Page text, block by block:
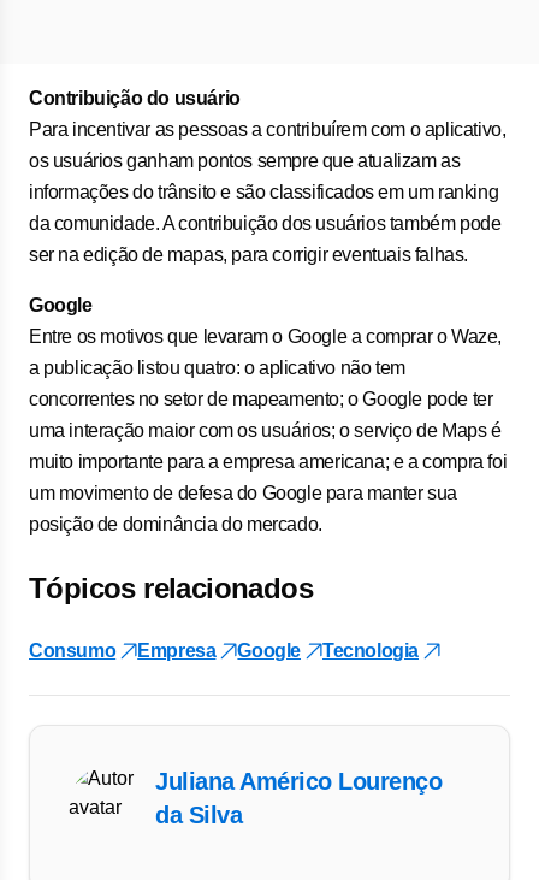
Contribuição do usuário
Para incentivar as pessoas a contribuírem com o aplicativo,
os usuários ganham pontos sempre que atualizam as
informações do trânsito e são classificados em um ranking
da comunidade. A contribuição dos usuários também pode
ser na edição de mapas, para corrigir eventuais falhas.
Google
Entre os motivos que levaram o Google a comprar o Waze,
a publicação listou quatro: o aplicativo não tem
concorrentes no setor de mapeamento; o Google pode ter
uma interação maior com os usuários; o serviço de Maps é
muito importante para a empresa americana; e a compra foi
um movimento de defesa do Google para manter sua
posição de dominância do mercado.
Tópicos relacionados
Consumo Empresa Google Tecnologia
Juliana Américo Lourenço
da Silva